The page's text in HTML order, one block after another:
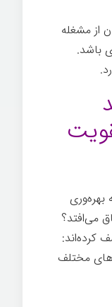
از مشغله
باشد.
بهره‌وری
می‌افتد؟
کرده‌اند:
مختلف